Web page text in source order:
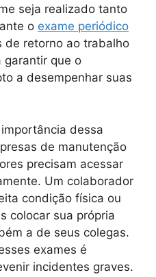
seja realizado tanto
o exame periódico
de retorno ao trabalho
garantir que o
a desempenhar suas
dessa
de manutenção
precisam acessar
Um colaborador
condição física ou
colocar sua própria
a de seus colegas.
exames é
incidentes graves.